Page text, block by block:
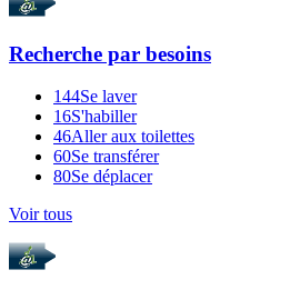
Recherche par besoins
144Se laver
16S'habiller
46Aller aux toilettes
60Se transférer
80Se déplacer
Voir tous